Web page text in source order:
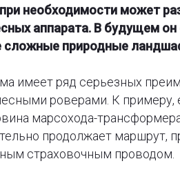
необходимости может
аппарата. В будущем
сложные природные
имеет ряд серьезных
роверами. К примеру,
марсохода-
продолжает маршрут,
страховочным проводом.